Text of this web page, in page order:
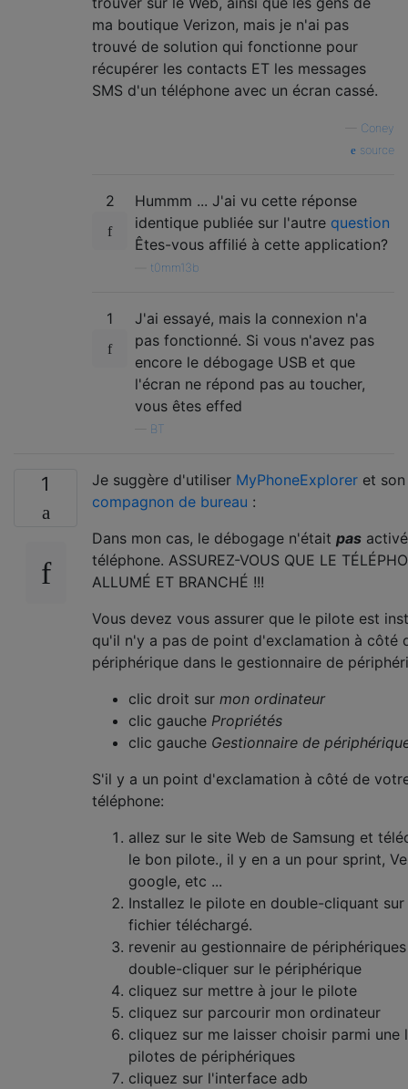
ma boutique Verizon, mais je n'ai pas
trouvé de solution qui fonctionne pour
récupérer les contacts ET les messages
SMS d'un téléphone avec un écran cassé.
Coney
source
2
Hummm ... J'ai vu cette réponse
identique publiée sur l'autre question
Êtes-vous affilié à cette application?
t0mm13b
1
J'ai essayé, mais la connexion n'a
pas fonctionné. Si vous n'avez pas
encore le débogage USB et que
l'écran ne répond pas au toucher,
vous êtes effed
BT
1 Je suggère d'utiliser MyPhoneExplorer et son
compagnon de bureau :
Dans mon cas, le débogage n'était pas
téléphone. ASSUREZ-VOUS QUE LE
ALLUMÉ ET BRANCHÉ !!!
Vous devez vous assurer que le pilote est
qu'il n'y a pas de point d'exclamation à côté
périphérique dans le gestionnaire de
clic droit sur mon ordinateur
clic gauche Propriétés
clic gauche Gestionnaire de
S'il y a un point d'exclamation à côté de
téléphone:
allez sur le site Web de Samsung et
le bon pilote., il y en a un pour sprint,
google, etc ...
Installez le pilote en double-cliquant sur
fichier téléchargé.
revenir au gestionnaire de
double-cliquer sur le périphérique
cliquez sur mettre à jour le pilote
cliquez sur parcourir mon ordinateur
cliquez sur me laisser choisir parmi une
pilotes de périphériques
cliquez sur l'interface adb